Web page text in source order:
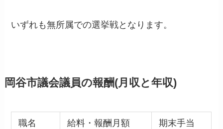
いずれも無所属での選挙戦となります。
岡谷市議会議員の報酬(月収と年収)
職名 給料・報酬月額 期末手当